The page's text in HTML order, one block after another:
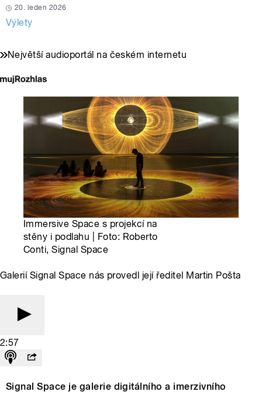
20. leden 2026
Výlety
Největší audioportál na českém internetu
Immersive Space s projekcí na
stěny i podlahu | Foto: Roberto
Conti, Signal Space
Galerií Signal Space nás provedl její ředitel Martin Pošta
2:57
Signal Space je galerie digitálního a imerzivního